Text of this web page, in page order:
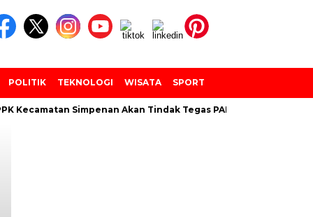
POLITIK TEKNOLOGI WISATA SPORT
Simpenan Akan Tindak Tegas PANTARLIH Yang